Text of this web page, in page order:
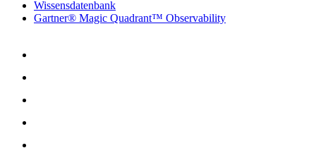
Wissensdatenbank
Gartner® Magic Quadrant™ Observability